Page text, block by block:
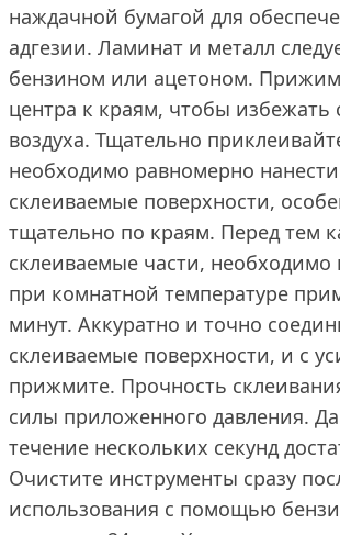
наждачной бумагой для
адгезии. Ламинат и металл
бензином или ацетоном.
центра к краям, чтобы избежать
воздуха. Тщательно
необходимо равномерно
склеиваемые поверхности,
тщательно по краям. Перед тем
склеиваемые части,
при комнатной температуре
минут. Аккуратно и точно
склеиваемые поверхности, и с
прижмите. Прочность
силы приложенного давления.
течение нескольких секунд
Очистите инструменты сразу
использования с помощью